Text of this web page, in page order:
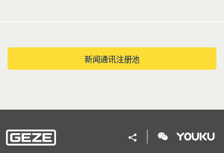
新闻通讯注册池